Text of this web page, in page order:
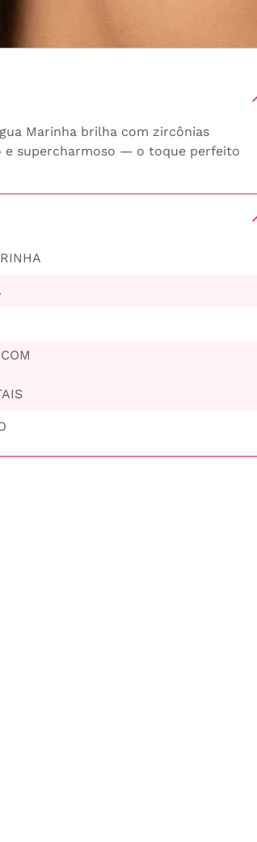
Marinha brilha com zircônias
e supercharmoso — o toque perfeito